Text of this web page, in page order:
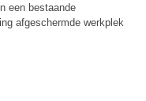
een bestaande
afgeschermde werkplek